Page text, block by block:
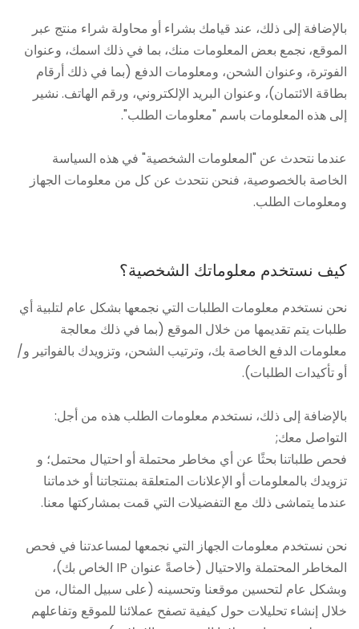
بالإضافة إلى ذلك، عند قيامك بشراء أو محاولة شراء منتج عبر
الموقع، نجمع بعض المعلومات منك، بما في ذلك اسمك، وعنوان
الفوترة، وعنوان الشحن، ومعلومات الدفع (بما في ذلك أرقام
بطاقة الائتمان)، وعنوان البريد الإلكتروني، ورقم الهاتف. نشير
إلى هذه المعلومات باسم "معلومات الطلب".
عندما نتحدث عن "المعلومات الشخصية" في هذه السياسة
الخاصة بالخصوصية، فنحن نتحدث عن كل من معلومات الجهاز
ومعلومات الطلب.
كيف نستخدم معلوماتك الشخصية؟
نحن نستخدم معلومات الطلبات التي نجمعها بشكل عام لتلبية أي
طلبات يتم تقديمها من خلال الموقع (بما في ذلك معالجة
معلومات الدفع الخاصة بك، وترتيب الشحن، وتزويدك بالفواتير و/
أو تأكيدات الطلبات).
بالإضافة إلى ذلك، نستخدم معلومات الطلب هذه من أجل:
التواصل معك;
فحص طلباتنا بحثًا عن أي مخاطر محتملة أو احتيال محتمل؛ و
تزويدك بالمعلومات أو الإعلانات المتعلقة بمنتجاتنا أو خدماتنا
عندما يتماشى ذلك مع التفضيلات التي قمت بمشاركتها معنا.
نحن نستخدم معلومات الجهاز التي نجمعها لمساعدتنا في فحص
المخاطر المحتملة والاحتيال (خاصةً عنوان IP الخاص بك)،
وبشكل عام لتحسين موقعنا وتحسينه (على سبيل المثال، من
خلال إنشاء تحليلات حول كيفية تصفح عملائنا للموقع وتفاعلهم